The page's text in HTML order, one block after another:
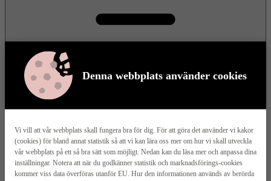
Denna webbplats använder cookies
Vi vill att vår webbplats skall fungera bra för dig. För att göra det använder vi kakor
(cookies) för bland annat statistik så att vi kan lära oss mer om hur vi skall utveckla
vår webbplats på ett så bra sätt som möjligt. Nedan kan du läsa mer och anpassa dina
inställningar. Notera att när du godkänner statistik och marknadsförings-cookies
kommer viss data överföras utanför EU. Hur den informationen används av berörda
Meny
Våra husmodeller